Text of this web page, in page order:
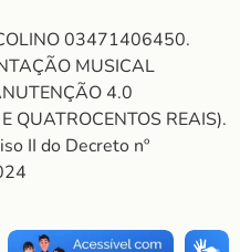
03471406450.
MUSICAL
4.0
QUATROCENTOS REAIS).
II do Decreto nº